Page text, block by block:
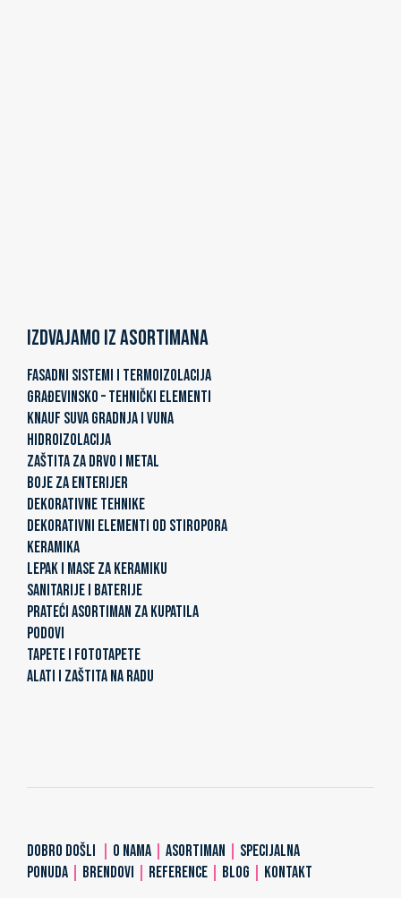
Izdvajamo iz asortimana
FASADNI SISTEMI I TERMOIZOLACIJA
GRAĐEVINSKO – TEHNIČKI ELEMENTI
KNAUF SUVA GRADNJA I VUNA
HIDROIZOLACIJA
ZAŠTITA ZA DRVO I METAL
BOJE ZA ENTERIJER
DEKORATIVNE TEHNIKE
DEKORATIVNI ELEMENTI OD STIROPORA
KERAMIKA
LEPAK I MASE ZA KERAMIKU
SANITARIJE I BATERIJE
PRATEĆI ASORTIMAN ZA KUPATILA
PODOVI
TAPETE I FOTOTAPETE
ALATI I ZAŠTITA NA RADU
DOBRO DOŠLI O NAMA ASORTIMAN
SPECIJALNA
PONUDA
BRENDOVI REFERENCE BLOG KONTAKT